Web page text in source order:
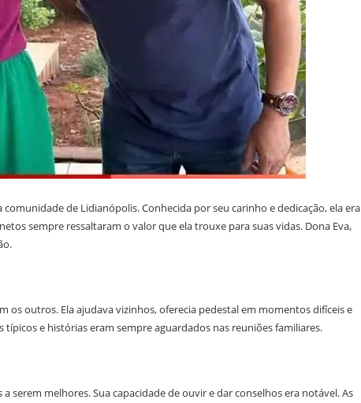
de Lidianópolis. Conhecida por seu carinho e dedicação, ela era
sempre ressaltaram o valor que ela trouxe para suas vidas. Dona Eva,
os outros. Ela ajudava vizinhos, oferecia pedestal em momentos difíceis e
típicos e histórias eram sempre aguardados nas reuniões familiares.
serem melhores. Sua capacidade de ouvir e dar conselhos era notável. As